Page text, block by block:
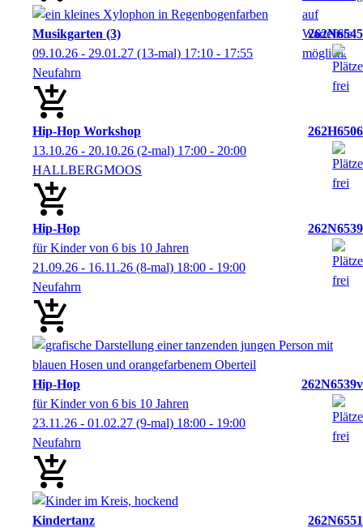
Musikgarten (3)
262N6545
09.10.26 - 29.01.27 (13-mal) 17:10 - 17:55
Neufahrn
Hip-Hop Workshop
262H6506
13.10.26 - 20.10.26 (2-mal) 17:00 - 20:00
HALLBERGMOOS
Hip-Hop
262N6539
für Kinder von 6 bis 10 Jahren
21.09.26 - 16.11.26 (8-mal) 18:00 - 19:00
Neufahrn
Hip-Hop
262N6539v
für Kinder von 6 bis 10 Jahren
23.11.26 - 01.02.27 (9-mal) 18:00 - 19:00
Neufahrn
Kindertanz
262N6551